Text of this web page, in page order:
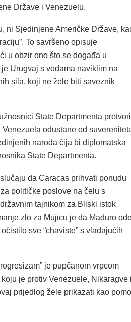
Države i Venezuelu.
ni Sjedinjene Američke Države,
To savršeno opisuje
u obzir ono što se događa u
Urugvaj s vođama naviklim na
sila, koji ne žele biti saveznik
State Departmenta
odustane od
naroda čija bi diplomatska
State Departmenta.
da Caracas prihvati ponudu
političke poslove na čelu s
tajnikom za Bliski istok
zlo za Mujicu je da Maduro
sve “chaviste” s vladajućih
je pupčanom vrpcom
je protiv Venezuele, Nikaragve
prijedlog žele prikazati kao